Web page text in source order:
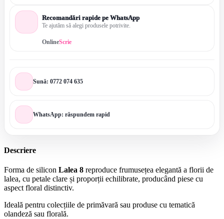
Recomandări rapide pe WhatsApp
Te ajutăm să alegi produsele potrivite.
OnlineScrie
Sună: 0772 074 635
WhatsApp: răspundem rapid
Descriere
Forma de silicon Lalea 8 reproduce frumusețea elegantă a florii de
lalea, cu petale clare și proporții echilibrate, producând piese cu
aspect floral distinctiv.
Ideală pentru colecțiile de primăvară sau produse cu tematică
olandeză sau florală.